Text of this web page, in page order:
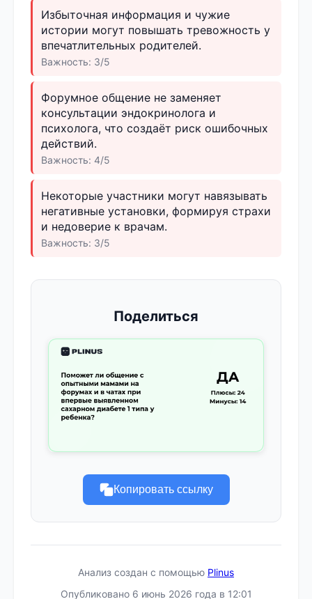
Избыточная информация и чужие
истории могут повышать тревожность у
впечатлительных родителей.
Важность: 3/5
Форумное общение не заменяет
консультации эндокринолога и
психолога, что создаёт риск ошибочных
действий.
Важность: 4/5
Некоторые участники могут навязывать
негативные установки, формируя страхи
и недоверие к врачам.
Важность: 3/5
Поделиться
Копировать ссылку
Анализ создан с помощью Plinus
Опубликовано 6 июнь 2026 года в 12:01